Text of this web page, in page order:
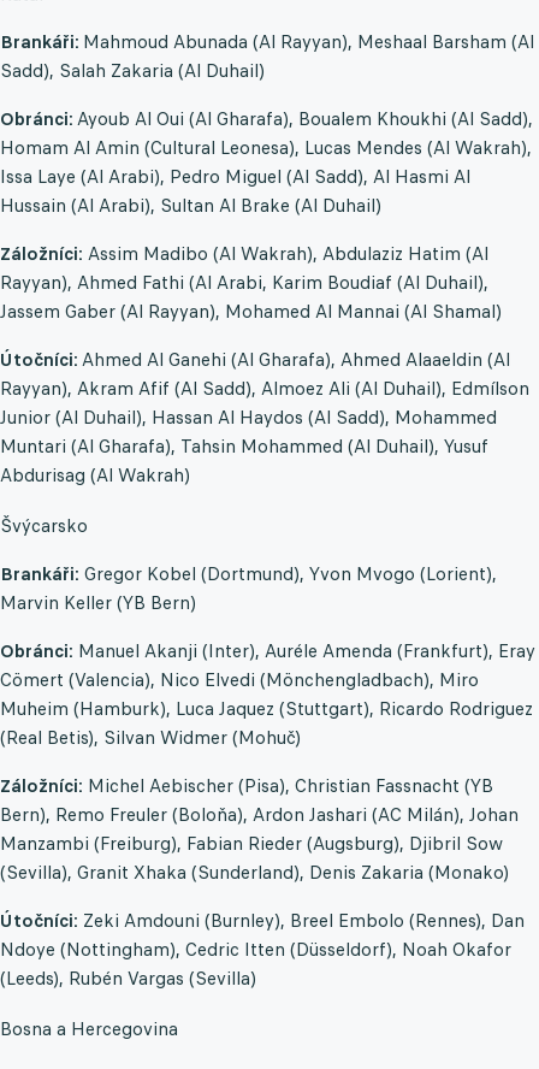
Brankáři: Mahmoud Abunada (Al Rayyan), Meshaal Barsham (Al
Sadd), Salah Zakaria (Al Duhail)
Obránci: Ayoub Al Oui (Al Gharafa), Boualem Khoukhi (Al Sadd),
Homam Al Amin (Cultural Leonesa), Lucas Mendes (Al Wakrah),
Issa Laye (Al Arabi), Pedro Miguel (Al Sadd), Al Hasmi Al
Hussain (Al Arabi), Sultan Al Brake (Al Duhail)
Záložníci: Assim Madibo (Al Wakrah), Abdulaziz Hatim (Al
Rayyan), Ahmed Fathi (Al Arabi, Karim Boudiaf (Al Duhail),
Jassem Gaber (Al Rayyan), Mohamed Al Mannai (Al Shamal)
Útočníci: Ahmed Al Ganehi (Al Gharafa), Ahmed Alaaeldin (Al
Rayyan), Akram Afif (Al Sadd), Almoez Ali (Al Duhail), Edmílson
Junior (Al Duhail), Hassan Al Haydos (Al Sadd), Mohammed
Muntari (Al Gharafa), Tahsin Mohammed (Al Duhail), Yusuf
Abdurisag (Al Wakrah)
Švýcarsko
Brankáři: Gregor Kobel (Dortmund), Yvon Mvogo (Lorient),
Marvin Keller (YB Bern)
Obránci: Manuel Akanji (Inter), Auréle Amenda (Frankfurt), Eray
Cömert (Valencia), Nico Elvedi (Mönchengladbach), Miro
Muheim (Hamburk), Luca Jaquez (Stuttgart), Ricardo Rodriguez
(Real Betis), Silvan Widmer (Mohuč)
Záložníci: Michel Aebischer (Pisa), Christian Fassnacht (YB
Bern), Remo Freuler (Boloňa), Ardon Jashari (AC Milán), Johan
Manzambi (Freiburg), Fabian Rieder (Augsburg), Djibril Sow
(Sevilla), Granit Xhaka (Sunderland), Denis Zakaria (Monako)
Útočníci: Zeki Amdouni (Burnley), Breel Embolo (Rennes), Dan
Ndoye (Nottingham), Cedric Itten (Düsseldorf), Noah Okafor
(Leeds), Rubén Vargas (Sevilla)
Bosna a Hercegovina